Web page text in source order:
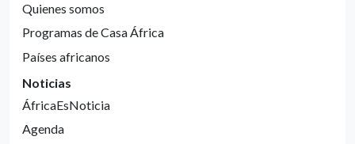
Quienes somos
Programas de Casa África
Países africanos
Noticias
ÁfricaEsNoticia
Agenda